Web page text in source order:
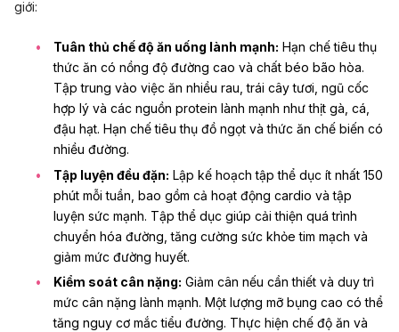
giới:
Tuân thủ chế độ ăn uống lành mạnh: Hạn chế tiêu thụ
thức ăn có nồng độ đường cao và chất béo bão hòa.
Tập trung vào việc ăn nhiều rau, trái cây tươi, ngũ cốc
hợp lý và các nguồn protein lành mạnh như thịt gà, cá,
đậu hạt. Hạn chế tiêu thụ đồ ngọt và thức ăn chế biến có
nhiều đường.
Tập luyện đều đặn: Lập kế hoạch tập thể dục ít nhất 150
phút mỗi tuần, bao gồm cả hoạt động cardio và tập
luyện sức mạnh. Tập thể dục giúp cải thiện quá trình
chuyển hóa đường, tăng cường sức khỏe tim mạch và
giảm mức đường huyết.
Kiểm soát cân nặng: Giảm cân nếu cần thiết và duy trì
mức cân nặng lành mạnh. Một lượng mỡ bụng cao có thể
tăng nguy cơ mắc tiểu đường. Thực hiện chế độ ăn và